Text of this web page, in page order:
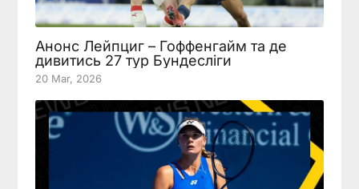
Анонс Лейпциг – Гоффенгайм та де
дивитись 27 тур Бундесліги
20 Mar, 2026